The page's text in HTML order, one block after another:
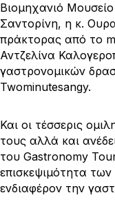
Βιομηχανιό
Σαντορίνη, η κ.
πράκτορας από το
Αντζελίνα
γαστρονομικών
Twominutesangy.
Και οι τέσσερις
τους αλλά και
του Gastronomy
επισκεψιμότητα των
ενδιαφέρον την